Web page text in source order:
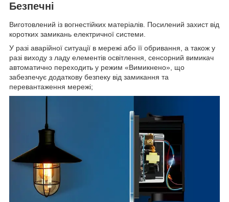
Безпечні
Виготовлений із вогнестійких матеріалів. Посилений захист від
коротких замикань електричної системи.
У разі аварійної ситуації в мережі або її обривання, а також у
разі виходу з ладу елементів освітлення, сенсорний вимикач
автоматично переходить у режим «Вимикнено», що
забезпечує додаткову безпеку від замикання та
перевантаження мережі;